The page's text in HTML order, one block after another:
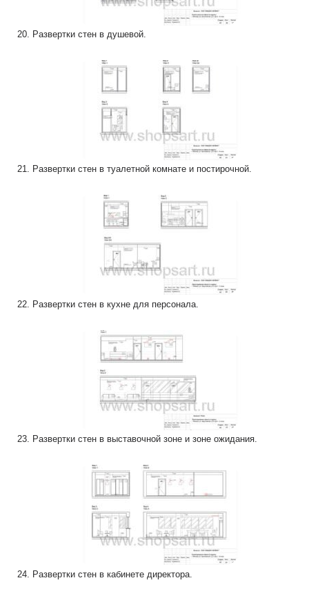
20. Развертки стен в душевой.
21. Развертки стен в туалетной комнате и постирочной.
22. Развертки стен в кухне для персонала.
23. Развертки стен в выставочной зоне и зоне ожидания.
24. Развертки стен в кабинете директора.